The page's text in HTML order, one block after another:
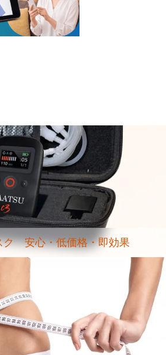
ク 安心・低価格・即効果